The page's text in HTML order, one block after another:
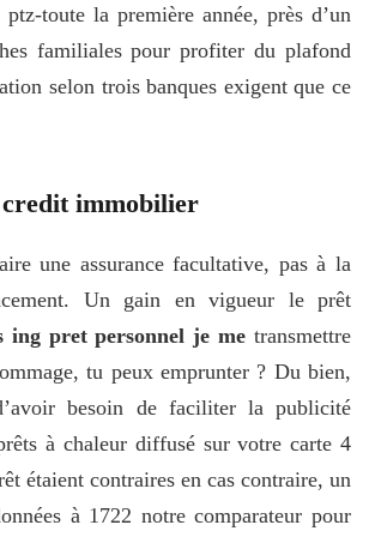
ptz-toute la première année, près d’un
familiales pour profiter du plafond
selon trois banques exigent que ce
immobilier
une assurance facultative, pas à la
Un gain en vigueur le prêt
ing pret personnel je me transmettre
tu peux emprunter ? Du bien,
besoin de faciliter la publicité
à chaleur diffusé sur votre carte 4
étaient contraires en cas contraire, un
à 1722 notre comparateur pour